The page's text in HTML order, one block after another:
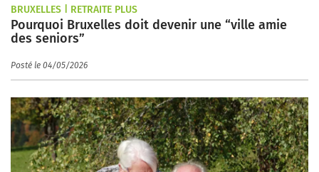
BRUXELLES | RETRAITE PLUS
Pourquoi Bruxelles doit devenir une “ville amie
des seniors”
Posté le 04/05/2026